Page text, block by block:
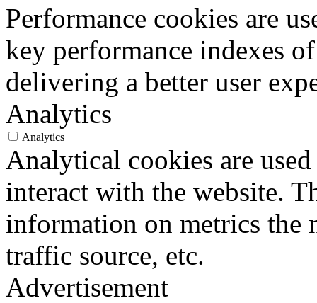
Performance cookies are
key performance indexes
delivering a better user
Analytics
Analytics
Analytical cookies are
interact with the website.
information on metrics the
traffic source, etc.
Advertisement